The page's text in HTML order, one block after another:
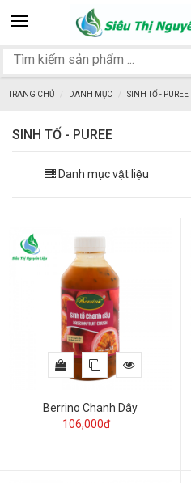
Toggle
navigation
TRANG CHỦ DANH MỤC SINH TỐ - PUREE
SINH TỐ - PUREE
Danh mục vật liệu
Berrino Chanh Dây
106,000đ